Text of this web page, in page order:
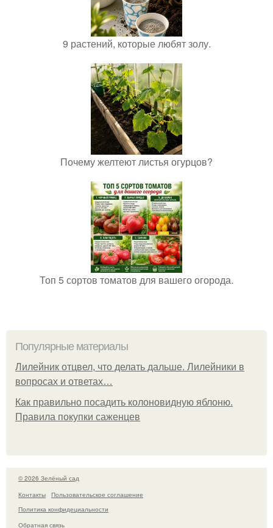
9 растений, которые любят золу.
Почему желтеют листья огурцов?
Топ 5 сортов томатов для вашего огорода.
Популярные материалы
Лилейник отцвел, что делать дальше. Лилейники в
вопросах и ответах…
Как правильно посадить колоновидную яблоню.
Правила покупки саженцев
© 2026 Зелёный сад
Контакты
Пользовательское соглашение
Политика конфидециальности
Обратная связь